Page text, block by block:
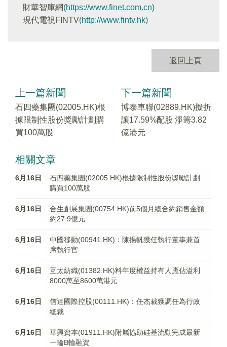
財華智庫網(https://www.finet.com.cn)
現代電視FINTV(http://www.fintv.hk)
返回上頁
上一篇新聞
石四藥集團(02005.HK)根
據限制性股份獎勵計劃購
買100萬股
下一篇新聞
博泰車聯(02889.HK)擬折
讓17.59%配股 淨籌3.82
億港元
相關文章
6月16日
石四藥集團(02005.HK)根據限制性股份獎勵計劃
購買100萬股
6月16日
合生創展集團(00754.HK)前5個月總合約銷售金額
約27.9億元
6月16日
中國移動(00941.HK)：陳揚帆獲任執行董事兼首
席執行官
6月16日
互太紡織(01382.HK)料年度權益持有人應佔溢利
8000萬至8600萬港元
6月16日
信達國際控股(00111.HK)：任杰裁獲調任為行政
總裁
6月16日
華興資本(01911.HK)附屬協助硅基流動完成最新
一輪B輪融資